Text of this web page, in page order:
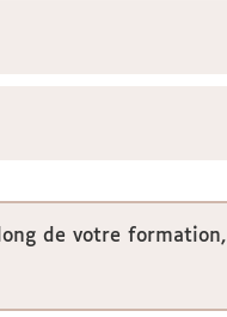
de votre formation,